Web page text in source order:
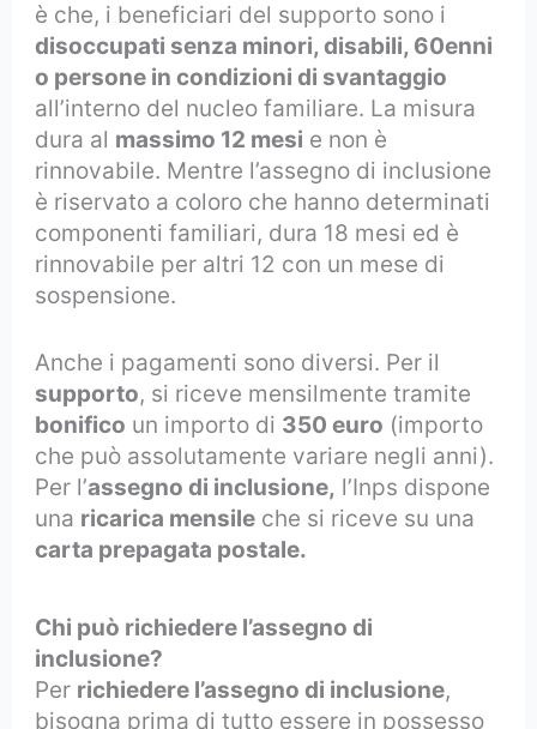
è che, i beneficiari del supporto sono i
disoccupati senza minori, disabili, 60enni
o persone in condizioni di svantaggio
all’interno del nucleo familiare. La misura
dura al massimo 12 mesi e non è
rinnovabile. Mentre l’assegno di inclusione
è riservato a coloro che hanno determinati
componenti familiari, dura 18 mesi ed è
rinnovabile per altri 12 con un mese di
sospensione.
Anche i pagamenti sono diversi. Per il
supporto, si riceve mensilmente tramite
bonifico un importo di 350 euro (importo
che può assolutamente variare negli anni).
Per l’assegno di inclusione, l’Inps dispone
una ricarica mensile che si riceve su una
carta prepagata postale.
Chi può richiedere l’assegno di
inclusione?
Per richiedere l’assegno di inclusione,
bisogna prima di tutto essere in possesso